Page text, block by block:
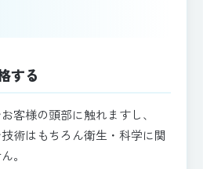
する
客様の頭部に触れますし、
術はもちろん衛生・科学に関
。